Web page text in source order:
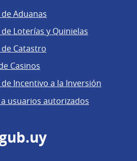
Aduanas
Loterías y Quinielas
Catastro
Casinos
Incentivo a la Inversión
usuarios autorizados